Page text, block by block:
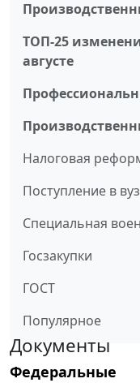
ТОП-25
августе
Налоговая
Поступление в вуз
Специальная
Госзакупки
ГОСТ
Популярное
Документы
Федеральные